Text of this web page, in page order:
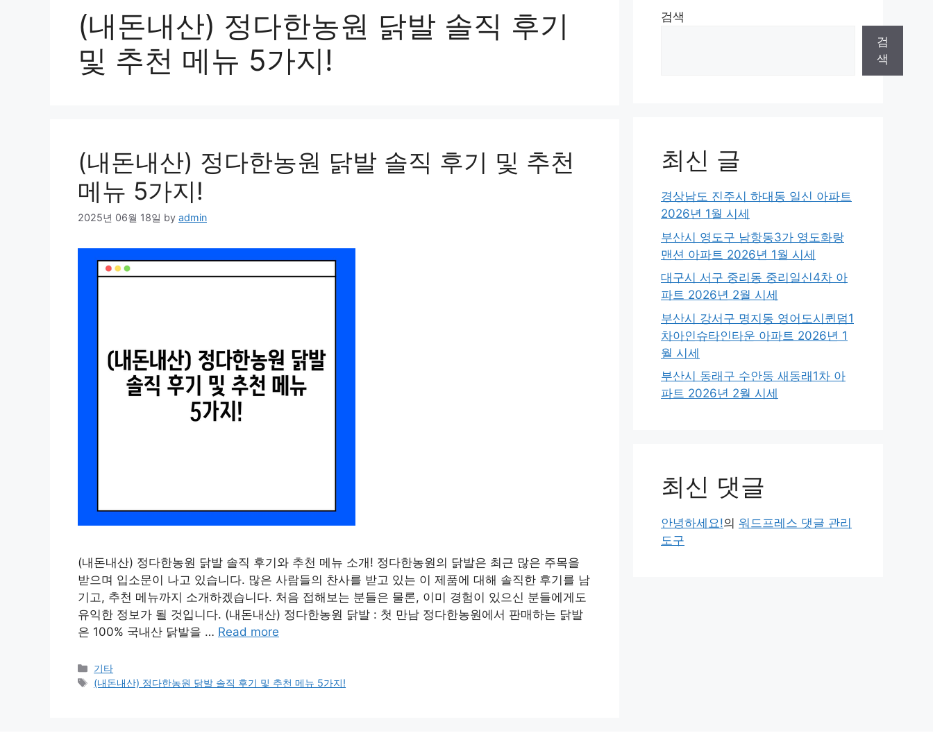
(내돈내산) 정다한농원 닭발 솔직 후기
및 추천 메뉴 5가지!
(내돈내산) 정다한농원 닭발 솔직 후기 및 추천
메뉴 5가지!
2025년 06월 18일 by admin
(내돈내산) 정다한농원 닭발 솔직 후기와 추천 메뉴 소개! 정다한농원의 닭발은 최근 많은 주목을
받으며 입소문이 나고 있습니다. 많은 사람들의 찬사를 받고 있는 이 제품에 대해 솔직한 후기를 남
기고, 추천 메뉴까지 소개하겠습니다. 처음 접해보는 분들은 물론, 이미 경험이 있으신 분들에게도
유익한 정보가 될 것입니다. (내돈내산) 정다한농원 닭발 : 첫 만남 정다한농원에서 판매하는 닭발
은 100% 국내산 닭발을 … Read more
Categories
기타
Tags
(내돈내산) 정다한농원 닭발 솔직 후기 및 추천 메뉴 5가지!
검색
검
색
최신 글
경상남도 진주시 하대동 일신 아파트
2026년 1월 시세
부산시 영도구 남항동3가 영도화랑
맨션 아파트 2026년 1월 시세
대구시 서구 중리동 중리일신4차 아
파트 2026년 2월 시세
부산시 강서구 명지동 영어도시퀸덤1
차아인슈타인타운 아파트 2026년 1
월 시세
부산시 동래구 수안동 새동래1차 아
파트 2026년 2월 시세
최신 댓글
안녕하세요!의 워드프레스 댓글 관리
도구